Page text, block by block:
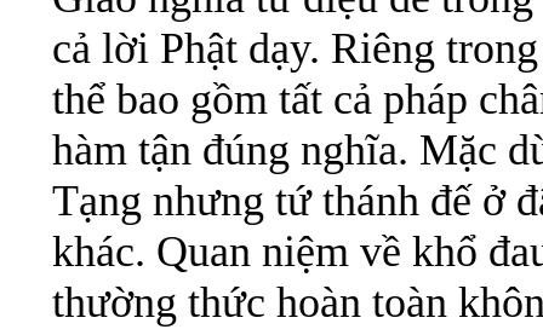
cả lời Phật dạy. Riêng
thể bao gồm tất cả pháp
hàm tận đúng nghĩa. Mặc
Tạng nhưng tứ thánh đế ở
khác. Quan niệm về khổ
thường thức hoàn toàn